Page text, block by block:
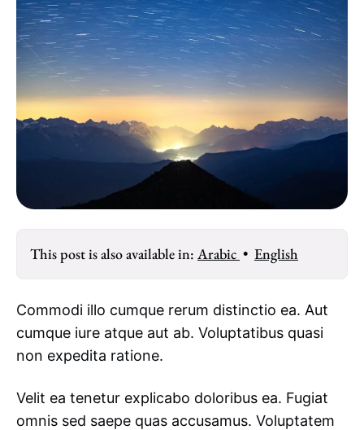
This post is also available in: Arabic • English
Commodi illo cumque rerum distinctio ea. Aut
cumque iure atque aut ab. Voluptatibus quasi
non expedita ratione.
Velit ea tenetur explicabo doloribus ea. Fugiat
omnis sed saepe quas accusamus. Voluptatem